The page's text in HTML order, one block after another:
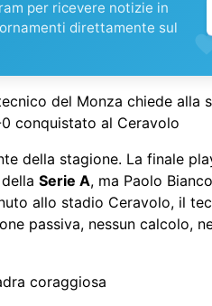
per ricevere notizie in
direttamente sul
del Monza chiede alla
conquistato al Ceravolo
della stagione. La finale
Serie A, ma Paolo
allo stadio Ceravolo, il
passiva, nessun calcolo,
coraggiosa